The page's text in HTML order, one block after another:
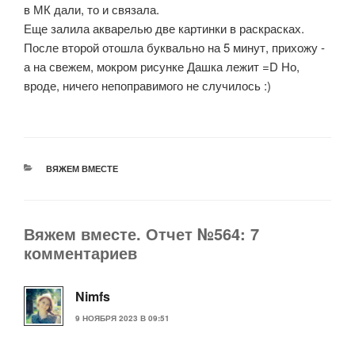
в МК дали, то и связала.
Еще залила акварелью две картинки в раскрасках.
После второй отошла буквально на 5 минут, прихожу -
а на свежем, мокром рисунке Дашка лежит =D Но,
вроде, ничего непоправимого не случилось :)
РУБРИКИ
ВЯЖЕМ ВМЕСТЕ
Вяжем вместе. Отчет №564: 7
комментариев
Nimfs
9 НОЯБРЯ 2023 В 09:51